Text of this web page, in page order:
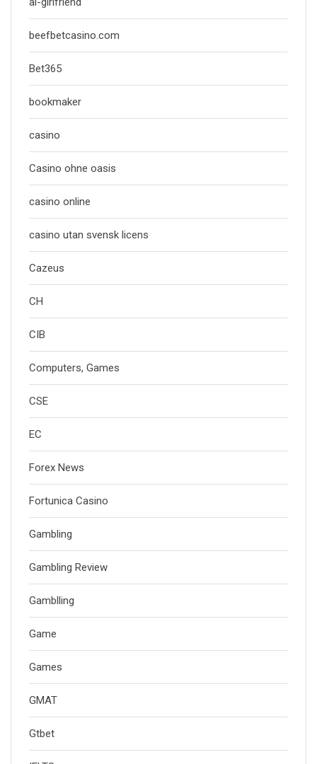
beefbetcasino.com
Bet365
bookmaker
casino
Casino ohne oasis
casino online
casino utan svensk licens
Cazeus
CH
CIB
Computers, Games
CSE
EC
Forex News
Fortunica Casino
Gambling
Gambling Review
Gamblling
Game
Games
GMAT
Gtbet